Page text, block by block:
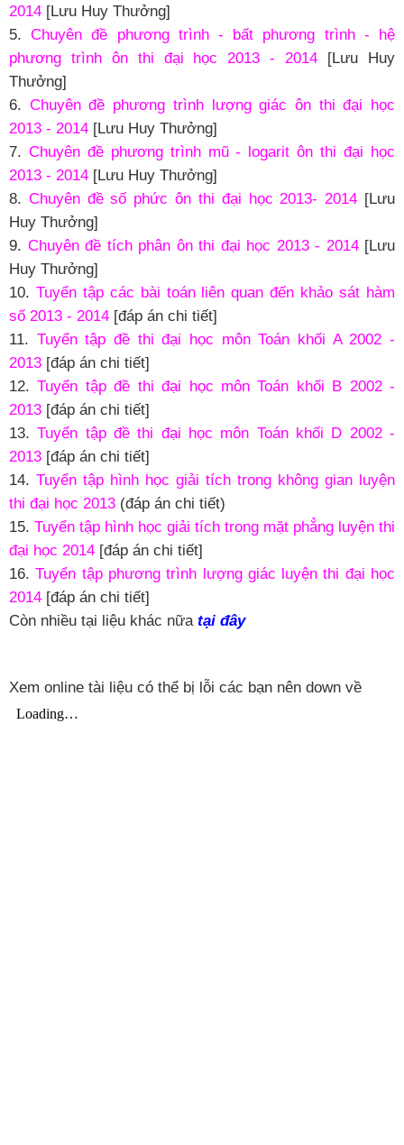
2014 [Lưu Huy Thưởng]
5. Chuyên đề phương trình - bất phương trình - hệ
phương trình ôn thi đại học 2013 - 2014 [Lưu Huy
Thưởng]
6. Chuyên đề phương trình lượng giác ôn thi đại học
2013 - 2014 [Lưu Huy Thưởng]
7. Chuyên đề phương trình mũ - logarit ôn thi đại học
2013 - 2014 [Lưu Huy Thưởng]
8. Chuyên đề số phức ôn thi đại học 2013- 2014 [Lưu
Huy Thưởng]
9. Chuyên đề tích phân ôn thi đại học 2013 - 2014 [Lưu
Huy Thưởng]
10. Tuyển tập các bài toán liên quan đến khảo sát hàm
số 2013 - 2014 [đáp án chi tiết]
11. Tuyển tập đề thi đại học môn Toán khối A 2002 -
2013 [đáp án chi tiết]
12. Tuyển tập đề thi đại học môn Toán khối B 2002 -
2013 [đáp án chi tiết]
13. Tuyển tập đề thi đại học môn Toán khối D 2002 -
2013 [đáp án chi tiết]
14. Tuyển tập hình học giải tích trong không gian luyện
thi đại học 2013 (đáp án chi tiết)
15. Tuyển tập hình học giải tích trong mặt phẳng luyện thi
đại học 2014 [đáp án chi tiết]
16. Tuyển tập phương trình lượng giác luyện thi đại học
2014 [đáp án chi tiết]
Còn nhiều tại liệu khác nữa tại đây
Xem online tài liệu có thể bị lỗi các bạn nên down về